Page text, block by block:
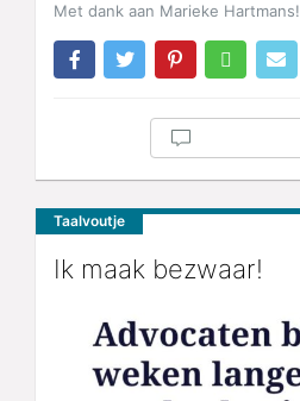
Met dank aan Marieke Hartmans!
Taalvoutje
Ik maak bezwaar!